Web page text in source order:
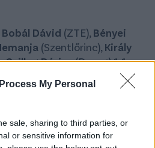
My Personal
sale, sharing to third parties, or
or sensitive information for
Bobál Dávid (ZTE), Bényei
(Szentlőrinc), Király
Csillag Dárius(Dorog) 1-1
nagypályás bajnoki
kapott.
tevékenységtől 1
es férfi felnőtt nagypályás